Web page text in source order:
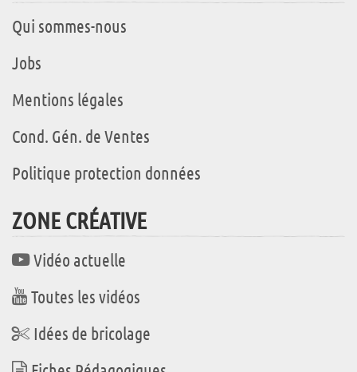
Qui sommes-nous
Jobs
Mentions légales
Cond. Gén. de Ventes
Politique protection données
ZONE CRÉATIVE
Vidéo actuelle
Toutes les vidéos
Idées de bricolage